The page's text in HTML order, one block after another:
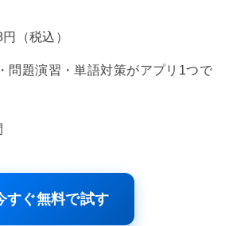
（税込）
問題演習・単語対策がアプリ1つで
すぐ無料で試す